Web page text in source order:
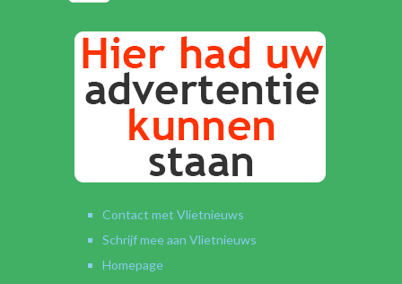
Contact met Vlietnieuws
Schrijf mee aan Vlietnieuws
Homepage